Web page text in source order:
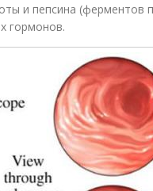
и пепсина
гормонов.